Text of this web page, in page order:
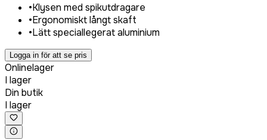
•Klysen med spikutdragare
•Ergonomiskt långt skaft
•Lätt speciallegerat aluminium
Logga in för att se pris
Onlinelager
I lager
Din butik
I lager